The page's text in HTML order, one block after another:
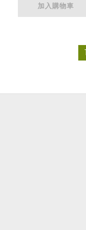
加入購物車
1